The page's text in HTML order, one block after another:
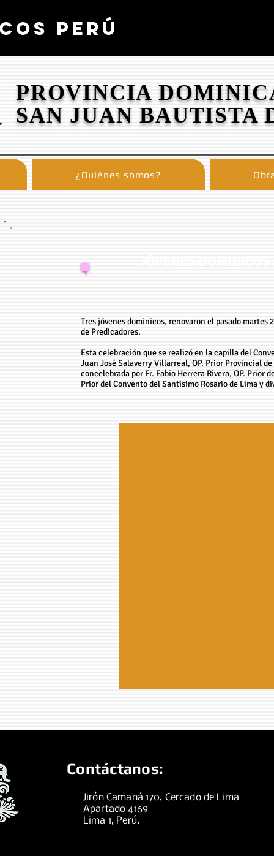
PERÚ
PROVINCIA
SAN JUAN BAUTISTA
¿Quiénes somos?
Tres jóvenes dominicos, renovaron el pasado martes
de Predicadores.
Esta celebración que se realizó en la capilla del
Juan José Salaverry Villarreal, OP. Prior Provincial
concelebrada por Fr. Fabio Herrera Rivera, OP. Prior
Prior del Convento del Santísimo Rosario de Lima y
Contáctanos:
Jirón Camaná 170, Cercado de Lima
Apartado 4169
Lima 1, Perú.